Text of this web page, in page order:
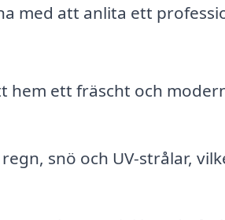
med att anlita ett
hem ett fräscht och
snö och UV-strålar,